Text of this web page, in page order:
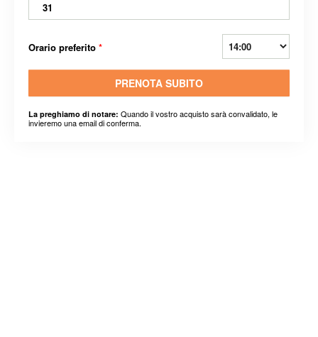
31
Orario preferito *
PRENOTA SUBITO
La preghiamo di notare: Quando il vostro acquisto sarà convalidato, le
invieremo una email di conferma.